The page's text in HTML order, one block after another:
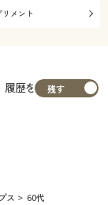
メント
履歴を
ス 60代